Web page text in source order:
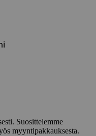
Suosittelemme
myyntipakkauksesta.